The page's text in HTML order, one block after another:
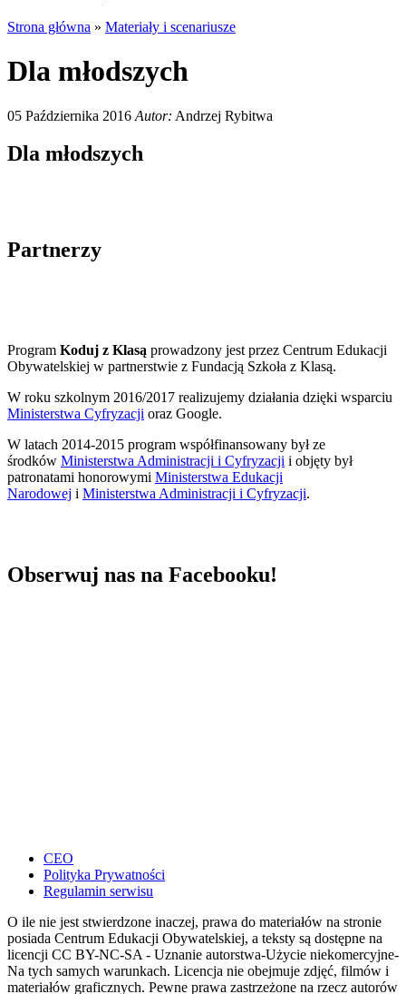
Strona główna » Materiały i scenariusze
Dla młodszych
05 Października 2016 Autor: Andrzej Rybitwa
Dla młodszych
Partnerzy
Program Koduj z Klasą prowadzony jest przez Centrum Edukacji
Obywatelskiej w partnerstwie z Fundacją Szkoła z Klasą.
W roku szkolnym 2016/2017 realizujemy działania dzięki wsparciu
Ministerstwa Cyfryzacji oraz Google.
W latach 2014-2015 program współfinansowany był ze
środków Ministerstwa Administracji i Cyfryzacji i objęty był
patronatami honorowymi Ministerstwa Edukacji
Narodowej i Ministerstwa Administracji i Cyfryzacji.
Obserwuj nas na Facebooku!
CEO
Polityka Prywatności
Regulamin serwisu
O ile nie jest stwierdzone inaczej, prawa do materiałów na stronie
posiada Centrum Edukacji Obywatelskiej, a teksty są dostępne na
licencji CC BY-NC-SA - Uznanie autorstwa-Użycie niekomercyjne-
Na tych samych warunkach. Licencja nie obejmuje zdjęć, filmów i
materiałów graficznych. Pewne prawa zastrzeżone na rzecz autorów